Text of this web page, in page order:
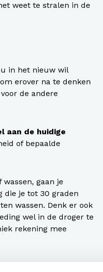
weet te stralen in de
in het nieuw wil
erover na te denken
de andere
aan de huidige
of bepaalde
gaan je
die je tot 30 graden
wassen. Denk er ook
wel in de droger te
rekening mee
Denk hierbij aan